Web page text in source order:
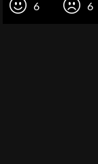
6 6